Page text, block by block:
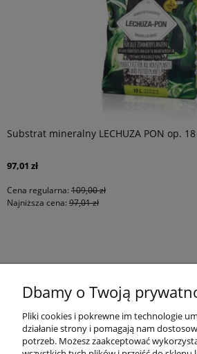
Substrat mineralny LECHUZA PON op.
97,01 zł
Cena regularna: 109,00 zł
Najniższa cena: 97,01 zł
MOJE KONTO
Dbamy o Twoją
Pliki cookies i pokrewne im technologie
działanie strony i pomagają nam
potrzeb. Możesz zaakceptować